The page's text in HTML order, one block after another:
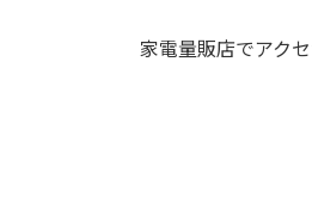
家電量販店でアク